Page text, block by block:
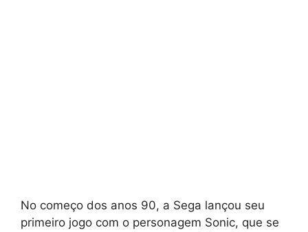
No começo dos anos 90, a Sega lançou seu
primeiro jogo com o personagem Sonic, que se